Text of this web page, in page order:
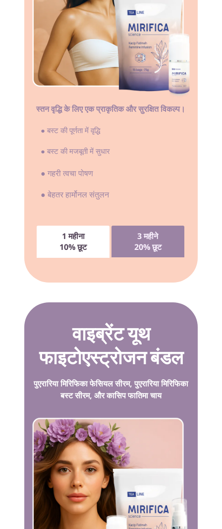
स्तन वृद्धि के लिए एक प्राकृतिक और सुरक्षित विकल्प।
● बस्ट की पूर्णता में वृद्धि
● बस्ट की मजबूती में सुधार
● गहरी त्वचा पोषण
● बेहतर हार्मोनल संतुलन
1 महीना
10% छूट
3 महीने
20% छूट
वाइब्रेंट यूथ
फाइटोएस्ट्रोजन बंडल
पुएरारिया मिरिफिका फेसियल सीरम, पुएरारिया मिरिफिका
बस्ट सीरम, और कासिप फातिमा चाय